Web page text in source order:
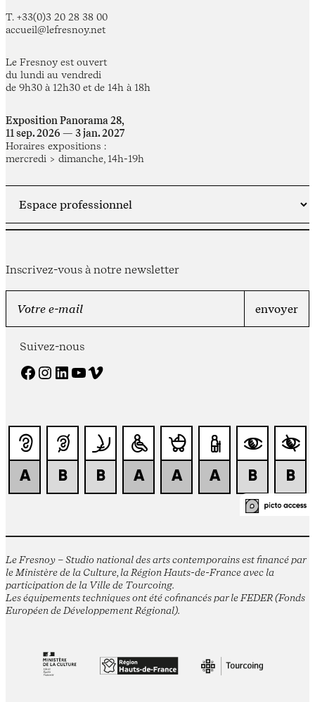
T. +33(0)3 20 28 38 00
accueil@lefresnoy.net
Le Fresnoy est ouvert
du lundi au vendredi
de 9h30 à 12h30 et de 14h à 18h
Exposition Panorama 28,
11 sep. 2026 — 3 jan. 2027
Horaires expositions :
mercredi > dimanche, 14h-19h
Inscrivez-vous à notre newsletter
Suivez-nous
Facebook Instagram LinkedIn YouTube Vimeo
Le Fresnoy – Studio national des arts contemporains est financé par
le Ministère de la Culture, la Région Hauts-de-France avec la
participation de la Ville de Tourcoing.
Les équipements techniques ont été cofinancés par le FEDER (Fonds
Européen de Développement Régional).